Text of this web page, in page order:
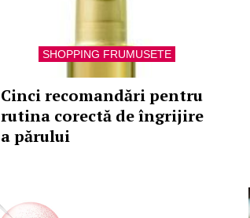
SHOPPING FRUMUSETE
Cinci recomandări pentru
rutina corectă de îngrijire
a părului